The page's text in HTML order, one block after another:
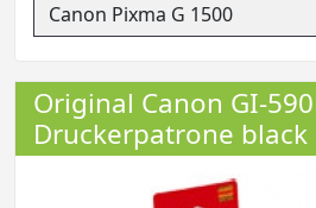
Original Canon GI-
Druckerpatrone black